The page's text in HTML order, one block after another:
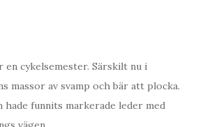
cykelsemester. Särskilt nu i
massor av svamp och bär att plocka.
hade funnits markerade leder med